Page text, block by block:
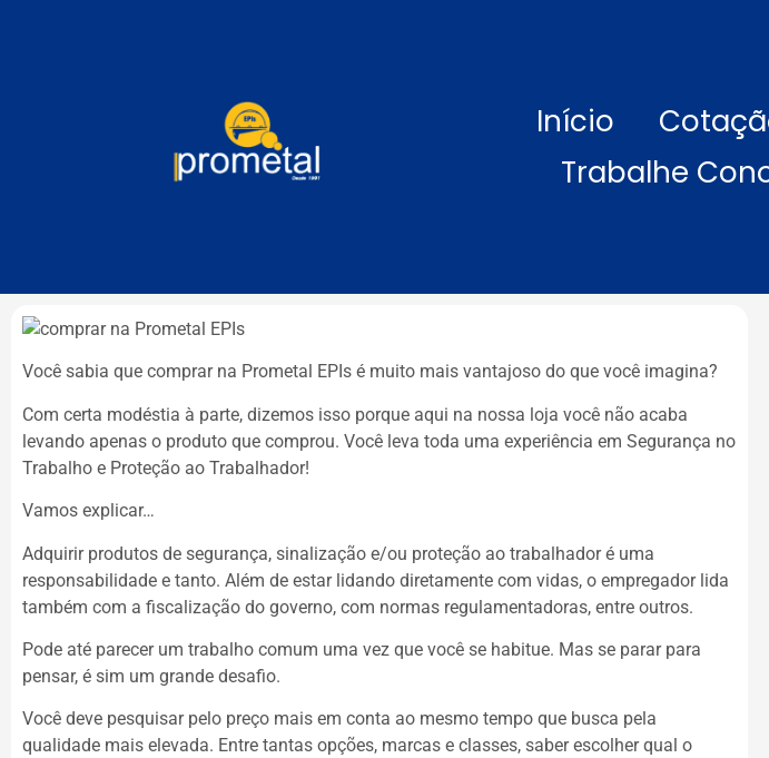
Início
Trabalhe
Você sabia que comprar na Prometal EPIs é muito mais vantajoso do que você imagina?
Com certa modéstia à parte, dizemos isso porque aqui na nossa loja você não acaba
levando apenas o produto que comprou. Você leva toda uma experiência em Segurança no
Trabalho e Proteção ao Trabalhador!
Vamos explicar…
Adquirir produtos de segurança, sinalização e/ou proteção ao trabalhador é uma
responsabilidade e tanto. Além de estar lidando diretamente com vidas, o empregador lida
também com a fiscalização do governo, com normas regulamentadoras, entre outros.
Pode até parecer um trabalho comum uma vez que você se habitue. Mas se parar para
pensar, é sim um grande desafio.
Você deve pesquisar pelo preço mais em conta ao mesmo tempo que busca pela
qualidade mais elevada. Entre tantas opções, marcas e classes, saber escolher qual o